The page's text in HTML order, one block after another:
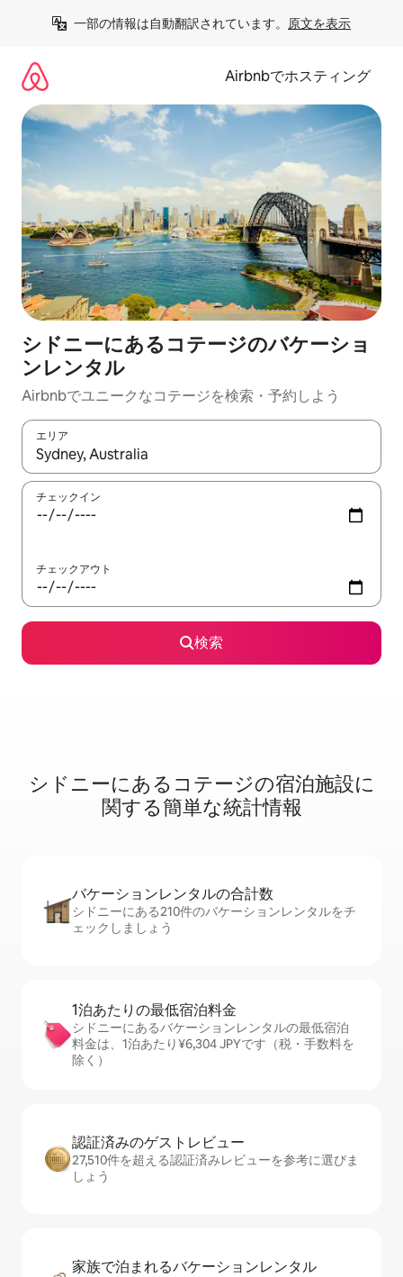
一部の情報は自動翻訳されています。 原文を表示
Airbnbでホスティング
シドニーにあるコテージのバケーショ
ンレンタル
Airbnbでユニークなコテージを検索・予約しよう
エリア
検索結果が表示されたら、上下の矢印キーを使って移動するか
チェックイン
チェックアウト
検索
シドニーに⁠あ⁠るコ⁠テ⁠ー⁠ジ⁠の宿⁠泊⁠施⁠設⁠に
関⁠す⁠る簡⁠単⁠な統⁠計⁠情⁠報
バケーションレ⁠ン⁠タ⁠ル⁠の合⁠計⁠数
シドニーにある210件のバケーションレンタルをチ
ェックしましょう
1泊あたりの最⁠低⁠宿⁠泊⁠料⁠金
シドニーにあるバケーションレンタルの最低宿泊
料金は、1泊あたり¥6,304 JPYです（税・手数料を
除く）
認証済みのゲ⁠ス⁠ト⁠レ⁠ビ⁠ュ⁠ー
27,510件を超える認証済みレビューを参考に選びま
しょう
家族で泊まれるバ⁠ケ⁠ー⁠シ⁠ョ⁠ンレ⁠ン⁠タ⁠ル